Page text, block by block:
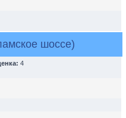
шоссе)
4